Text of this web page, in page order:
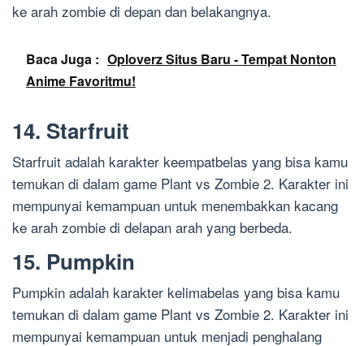
ke arah zombie di depan dan belakangnya.
Baca Juga : Oploverz Situs Baru - Tempat Nonton
Anime Favoritmu!
14. Starfruit
Starfruit adalah karakter keempatbelas yang bisa kamu
temukan di dalam game Plant vs Zombie 2. Karakter ini
mempunyai kemampuan untuk menembakkan kacang
ke arah zombie di delapan arah yang berbeda.
15. Pumpkin
Pumpkin adalah karakter kelimabelas yang bisa kamu
temukan di dalam game Plant vs Zombie 2. Karakter ini
mempunyai kemampuan untuk menjadi penghalang